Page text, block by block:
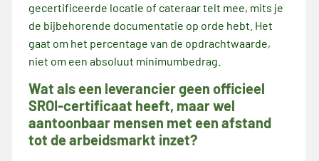
gecertificeerde locatie of cateraar telt mee, mits je
de bijbehorende documentatie op orde hebt. Het
gaat om het percentage van de opdrachtwaarde,
niet om een absoluut minimumbedrag.
Wat als een leverancier geen officieel
SROI-certificaat heeft, maar wel
aantoonbaar mensen met een afstand
tot de arbeidsmarkt inzet?